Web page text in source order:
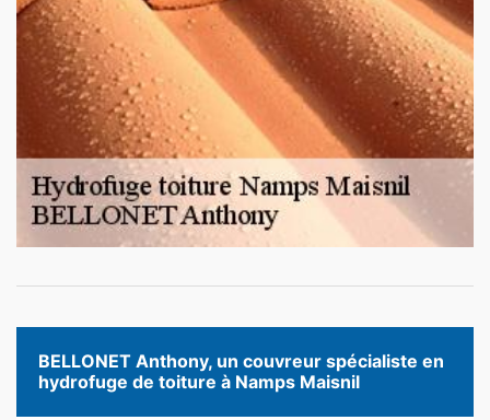
BELLONET Anthony, un couvreur spécialiste en
hydrofuge de toiture à Namps Maisnil